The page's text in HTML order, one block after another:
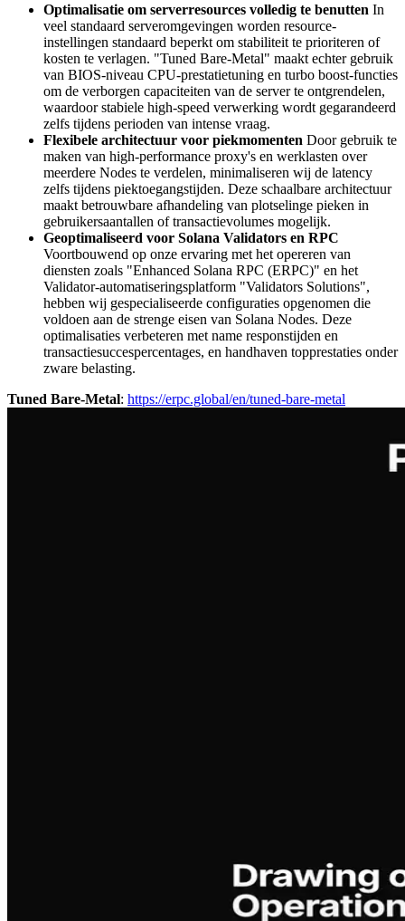
Optimalisatie om serverresources volledig te benutten In
veel standaard serveromgevingen worden resource-
instellingen standaard beperkt om stabiliteit te prioriteren of
kosten te verlagen. "Tuned Bare-Metal" maakt echter gebruik
van BIOS-niveau CPU-prestatietuning en turbo boost-functies
om de verborgen capaciteiten van de server te ontgrendelen,
waardoor stabiele high-speed verwerking wordt gegarandeerd
zelfs tijdens perioden van intense vraag.
Flexibele architectuur voor piekmomenten Door gebruik te
maken van high-performance proxy's en werklasten over
meerdere Nodes te verdelen, minimaliseren wij de latency
zelfs tijdens piektoegangstijden. Deze schaalbare architectuur
maakt betrouwbare afhandeling van plotselinge pieken in
gebruikersaantallen of transactievolumes mogelijk.
Geoptimaliseerd voor Solana Validators en RPC
Voortbouwend op onze ervaring met het opereren van
diensten zoals "Enhanced Solana RPC (ERPC)" en het
Validator-automatiseringsplatform "Validators Solutions",
hebben wij gespecialiseerde configuraties opgenomen die
voldoen aan de strenge eisen van Solana Nodes. Deze
optimalisaties verbeteren met name responstijden en
transactiesuccespercentages, en handhaven topprestaties onder
zware belasting.
Tuned Bare-Metal: https://erpc.global/en/tuned-bare-metal